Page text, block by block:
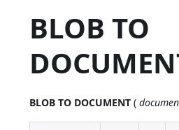
BLOB TO
BLOB TO DOCUMENT (